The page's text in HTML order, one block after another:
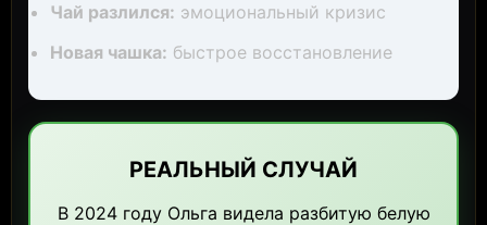
Чай разлился: эмоциональный кризис
Новая чашка: быстрое восстановление
РЕАЛЬНЫЙ СЛУЧАЙ
В 2024 году Ольга видела разбитую белую